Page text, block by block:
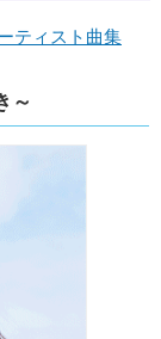
ティスト曲集
～